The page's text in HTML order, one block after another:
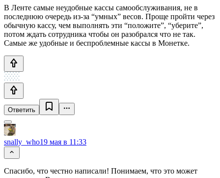
В Ленте самые неудобные кассы самообслуживания, не в
последнюю очередь из-за “умных” весов. Проще пройти через
обычную кассу, чем выполнять эти “положите”, “уберите”,
потом ждать сотрудника чтобы он разобрался что не так.
Самые же удобные и беспроблемные кассы в Монетке.
Ответить
snally_who19 мая в 11:33
Спасибо, что честно написали! Понимаем, что это может